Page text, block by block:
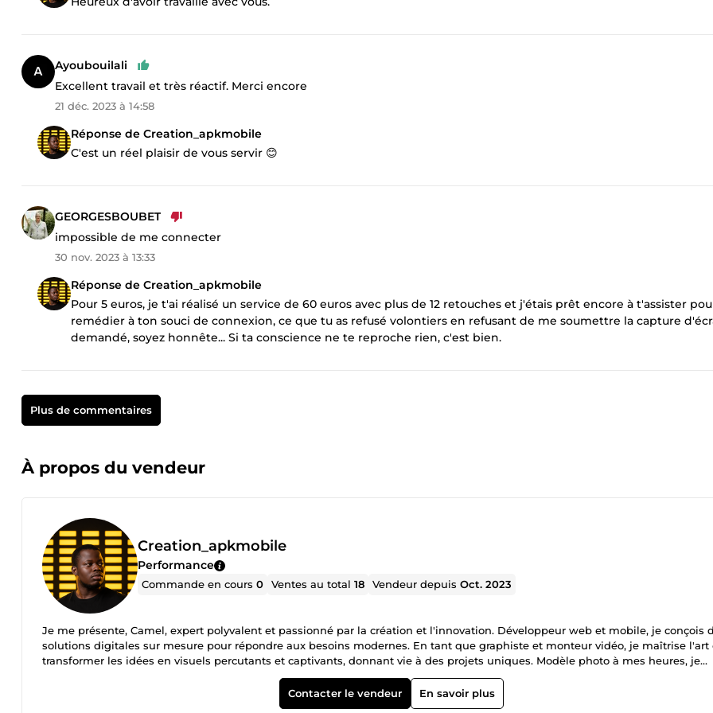
Ayoubouilali
Excellent travail et très réactif. Merci encore
21 déc. 2023 à 14:58
Réponse de Creation_apkmobile
C'est un réel plaisir de vous servir 😊
GEORGESBOUBET
impossible de me connecter
30 nov. 2023 à 13:33
Réponse de Creation_apkmobile
Pour 5 euros, je t'ai réalisé un service de 60 euros avec plus de 12 retouches et j'étais prêt encore à t'assister
remédier à ton souci de connexion, ce que tu as refusé volontiers en refusant de me soumettre la capture
demandé, soyez honnête... Si ta conscience ne te reproche rien, c'est bien.
Plus de commentaires
À propos du vendeur
Creation_apkmobile
Performance
Commande en cours0 Ventes au total18 Vendeur depuisOct. 2023
Je me présente, Camel, expert polyvalent et passionné par la création et l'innovation. Développeur web et mobile, je conçois
solutions digitales sur mesure pour répondre aux besoins modernes. En tant que graphiste et monteur vidéo, je maîtrise l'art
transformer les idées en visuels percutants et captivants, donnant vie à des projets uniques. Modèle photo à mes heures, je
valorise l'esthétique et la créativité, que ce soit à travers l'objectif ou les pixels. Littéraire dans l'âme, j'ai développé une
aux mots qui me permet de produire des contenus engageants et inspirants. Alliant expertise technique, créativité artistique
vision stratégique, je mets mes compétences au service de projets ambitieux, toujours avec une touche personnelle et
Contacter le vendeur En savoir plus